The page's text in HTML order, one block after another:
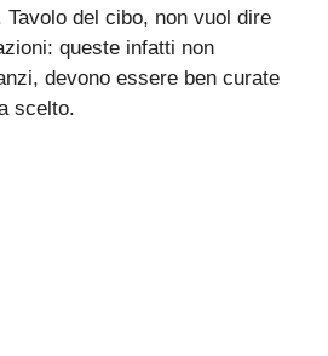
Tavolo del cibo, non vuol dire
queste infatti non
devono essere ben curate
scelto.